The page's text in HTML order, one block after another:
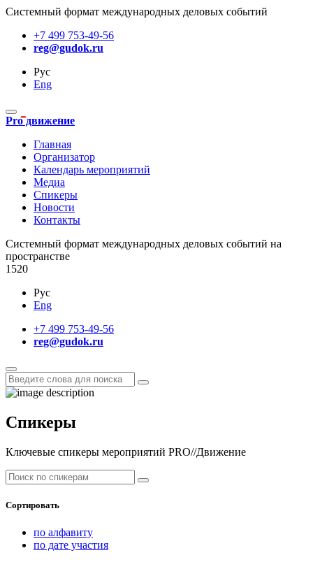
Системный формат международных деловых событий
+7 499 753-49-56
reg@gudok.ru
Рус
Eng
Pro движение
Главная
Организатор
Календарь мероприятий
Медиа
Спикеры
Новости
Контакты
Cистемный формат международных деловых событий на
пространстве
1520
Рус
Eng
+7 499 753-49-56
reg@gudok.ru
Спикеры
Ключевые спикеры мероприятий PRO//Движение
Сортировать
по алфавиту
по дате участия